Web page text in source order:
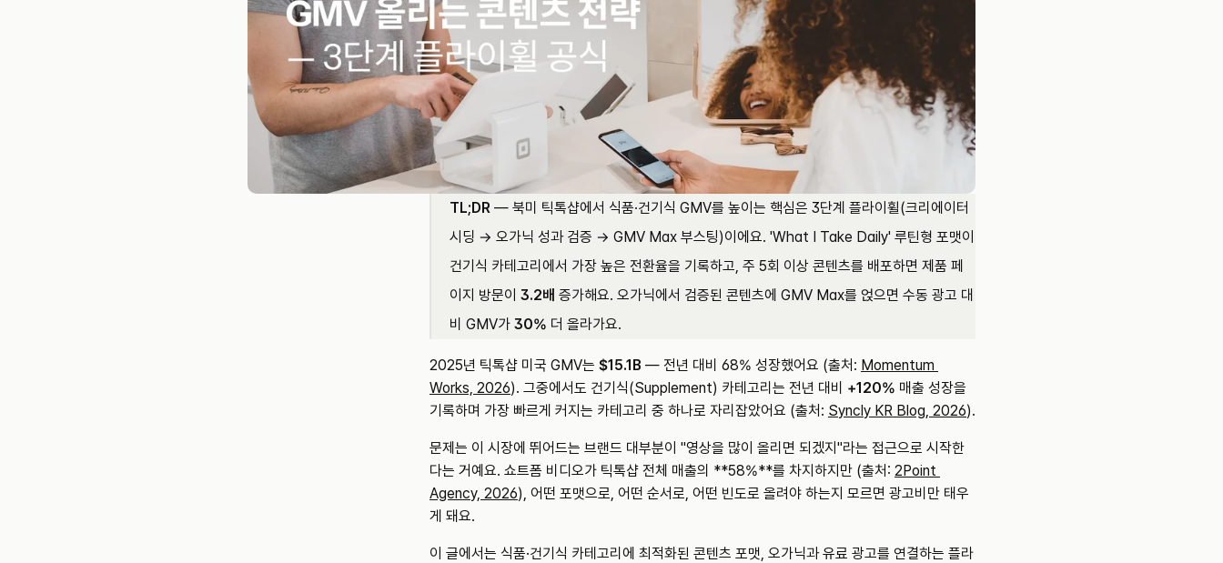
TL;DR — 북미 틱톡샵에서 식품·건기식 GMV를 높이는 핵심은 3단계 플라이휠(크리에이터
시딩 → 오가닉 성과 검증 → GMV Max 부스팅)이에요. 'What I Take Daily' 루틴형 포맷이
건기식 카테고리에서 가장 높은 전환율을 기록하고, 주 5회 이상 콘텐츠를 배포하면 제품 페
이지 방문이 3.2배 증가해요. 오가닉에서 검증된 콘텐츠에 GMV Max를 얹으면 수동 광고 대
비 GMV가 30% 더 올라가요.
2025년 틱톡샵 미국 GMV는 $15.1B — 전년 대비 68% 성장했어요 (출처: Momentum
Works, 2026). 그중에서도 건기식(Supplement) 카테고리는 전년 대비 +120% 매출 성장을
기록하며 가장 빠르게 커지는 카테고리 중 하나로 자리잡았어요 (출처: Syncly KR Blog, 2026).
문제는 이 시장에 뛰어드는 브랜드 대부분이 "영상을 많이 올리면 되겠지"라는 접근으로 시작한
다는 거예요. 쇼트폼 비디오가 틱톡샵 전체 매출의 **58%**를 차지하지만 (출처: 2Point
Agency, 2026), 어떤 포맷으로, 어떤 순서로, 어떤 빈도로 올려야 하는지 모르면 광고비만 태우
게 돼요.
이 글에서는 식품·건기식 카테고리에 최적화된 콘텐츠 포맷, 오가닉과 유료 광고를 연결하는 플라